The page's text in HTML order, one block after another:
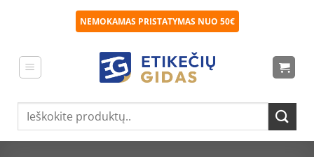
NEMOKAMAS PRISTATYMAS NUO 50€
Ieškoti: